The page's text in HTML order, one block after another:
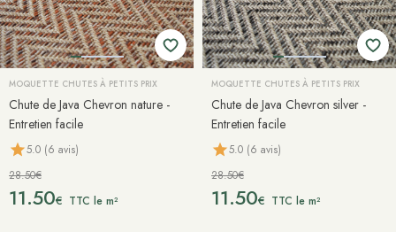
MOQUETTE CHUTES À PETITS PRIX
Chute de Java Chevron nature -
Entretien facile
5.0 (6 avis)
28.50€
11.50€ TTC le m²
MOQUETTE CHUTES À PETITS PRIX
Chute de Java Chevron silver -
Entretien facile
5.0 (6 avis)
28.50€
11.50€ TTC le m²